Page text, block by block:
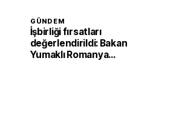
GÜNDEM
İşbirliği fırsatları
değerlendirildi: Bakan
Yumaklı Romanya